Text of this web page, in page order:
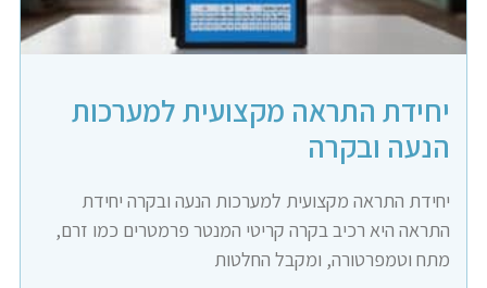
יחידת התראה מקצועית למערכות
הנעה ובקרה
יחידת התראה מקצועית למערכות הנעה ובקרה יחידת
התראה היא רכיב בקרה קריטי המנטר פרמטרים כמו זרם,
מתח וטמפרטורה, ומקבל החלטות